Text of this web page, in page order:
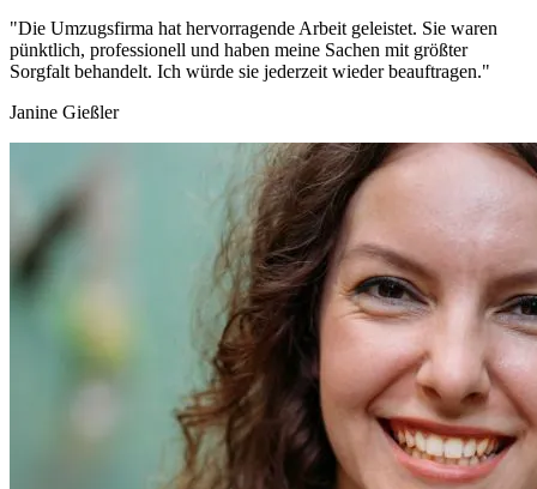
"Die Umzugsfirma hat hervorragende Arbeit geleistet. Sie waren
pünktlich, professionell und haben meine Sachen mit größter
Sorgfalt behandelt. Ich würde sie jederzeit wieder beauftragen."
Janine Gießler